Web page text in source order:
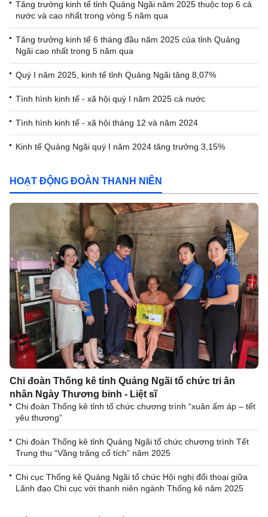
Tăng trưởng kinh tế tỉnh Quảng Ngãi năm 2025 thuộc top 6 cả
nước và cao nhất trong vòng 5 năm qua
Tăng trưởng kinh tế 6 tháng đầu năm 2025 của tỉnh Quảng
Ngãi cao nhất trong 5 năm qua
Quý I năm 2025, kinh tế tỉnh Quảng Ngãi tăng 8,07%
Tình hình kinh tế - xã hội quý I năm 2025 cả nước
Tình hình kinh tế - xã hội tháng 12 và năm 2024
Kinh tế Quảng Ngãi quý I năm 2024 tăng trưởng 3,15%
HOẠT ĐỘNG ĐOÀN THANH NIÊN
Chi đoàn Thống kê tỉnh Quảng Ngãi tổ chức tri ân
nhân Ngày Thương binh - Liệt sĩ
Chi đoàn Thống kê tỉnh tổ chức chương trình “xuân ấm áp – tết
yêu thương”
Chi đoàn Thống kê tỉnh Quảng Ngãi tổ chức chương trình Tết
Trung thu “Vầng trăng cổ tích” năm 2025
Chi cục Thống kê Quảng Ngãi tổ chức Hội nghị đối thoại giữa
Lãnh đạo Chi cục với thanh niên ngành Thống kê năm 2025